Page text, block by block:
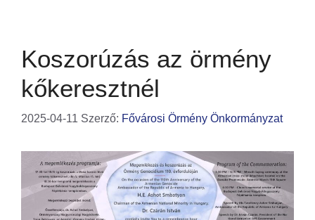
Koszorúzás az örmény
kőkeresztnél
2025-04-11 Szerző: Fővárosi Örmény Önkormányzat